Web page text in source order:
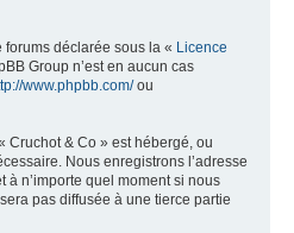
déclarée sous la « Licence
Group n’est en aucun cas
www.phpbb.com/ou
Cruchot & Co » est hébergé, ou
Nous enregistrons l’adresse
à n’importe quel moment si nous
pas diffusée à une tierce partie